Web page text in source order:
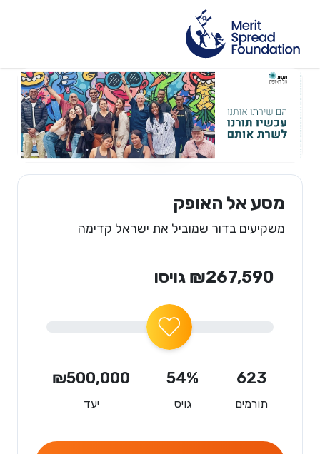
מסע אל האופק
משקיעים בדור שמוביל את ישראל קדימה
₪267,590 גויסו
623
תורמים
54%
גויס
₪500,000
יעד